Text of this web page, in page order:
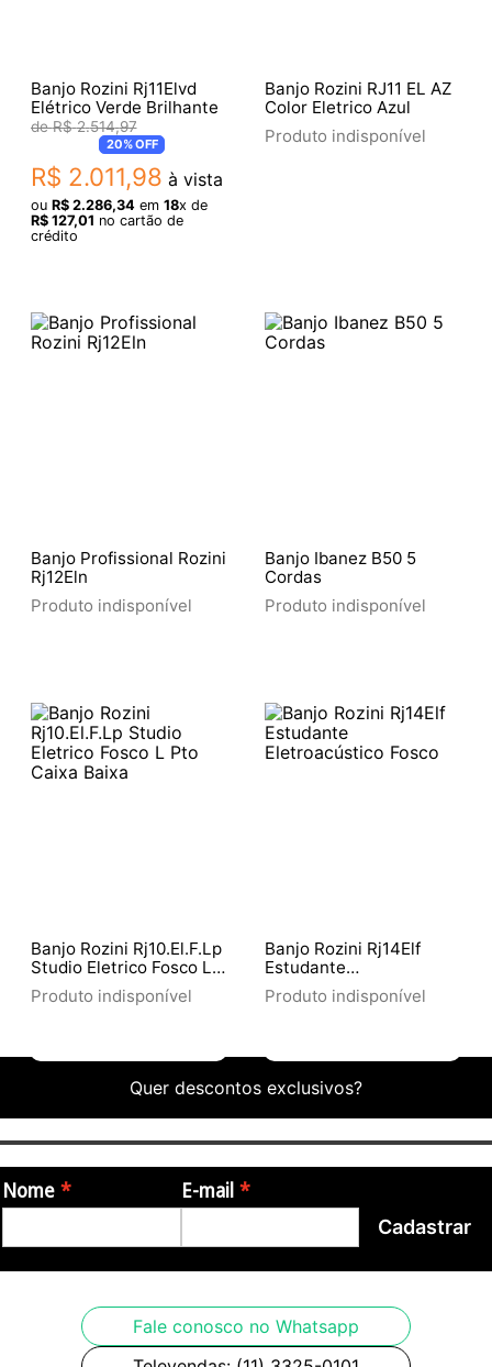
Banjo Rozini Rj11Elvd
Elétrico Verde Brilhante
R$ 2.514,97
20%OFF
R$ 2.011,98 à vista
ou R$ 2.286,34em 18x de
R$ 127,01 no cartão de
crédito
Banjo Rozini RJ11 EL AZ
Color Eletrico Azul
Produto indisponível
Banjo Profissional Rozini
Rj12Eln
Produto indisponível
Banjo Ibanez B50 5
Cordas
Produto indisponível
Banjo Rozini Rj10.El.F.Lp
Studio Eletrico Fosco L
Pto Caixa Baixa
Produto indisponível
Banjo Rozini Rj14Elf
Estudante
Eletroacústico Fosco
Produto indisponível
Quer descontos exclusivos?
Nome E-mail
Cadastrar
Fale conosco no Whatsapp